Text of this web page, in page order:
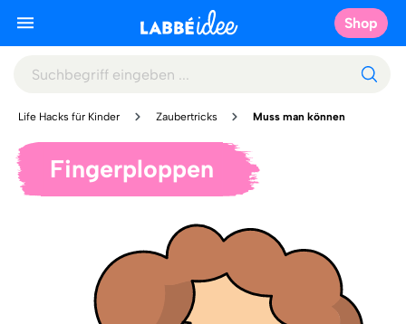
Shop
Life Hacks für Kinder Zaubertricks Muss man können
Fingerploppen